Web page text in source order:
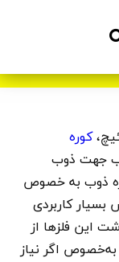
کوره
جهت ذوب
ذوب به خصوص
کاربردی
این فلزها از
اگر نیاز